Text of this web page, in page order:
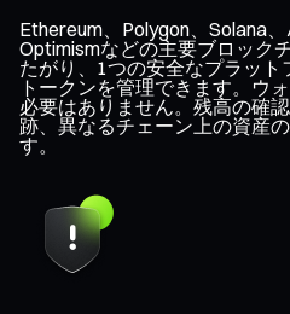
Ethereum、Polygon、Solana
Optimismなどの主要ブロック
たがり、1つの安全なプラッ
トークンを管理できます。ウ
必要はありません。残高の確
跡、異なるチェーン上の資産
す。